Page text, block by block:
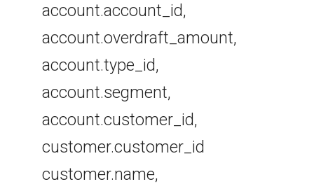
account.account_id,
account.overdraft_amount,
account.type_id,
account.segment,
account.customer_id,
customer.customer_id
customer.name,